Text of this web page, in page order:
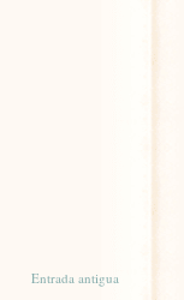
Entrada antigua